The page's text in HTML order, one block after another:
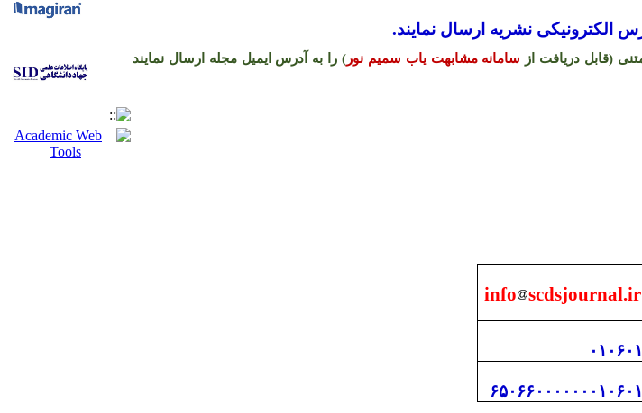
الکترونیکی نشریه ارسال نمایند.
(قابل دریافت از سامانه مشابهت یاب سمیم نور) را به آدرس ایمیل مجله ارسال نمایند
نشریه و شماره حساب نشریه
info scdsjournal.ir